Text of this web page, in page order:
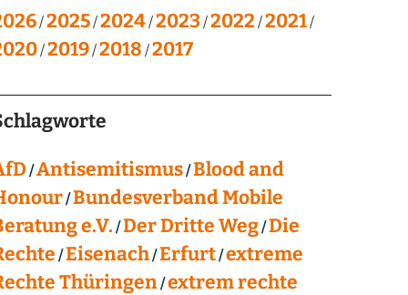
2025 2024 2023 2022 2021
2019 2018 2017
Antisemitismus Blood and
Bundesverband Mobile
e.V. Der Dritte Weg Die
Eisenach Erfurt extreme
Thüringen extrem rechte